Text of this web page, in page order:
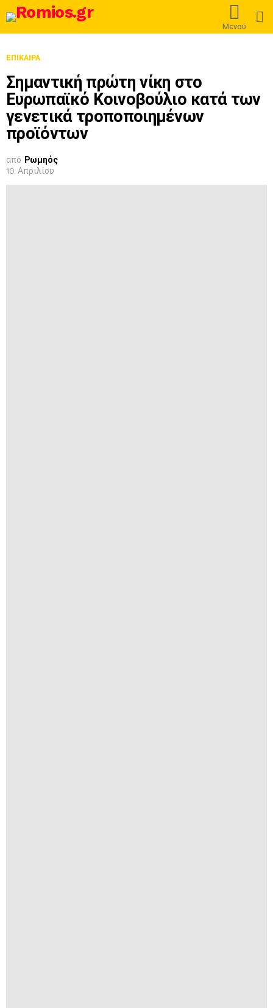
Μενού
ΕΠΊΚΑΙΡΑ
Σημαντική πρώτη νίκη στο
Ευρωπαϊκό Κοινοβούλιο κατά των
γενετικά τροποποιημένων
προϊόντων
από Ρωμηός
10 Απριλίου